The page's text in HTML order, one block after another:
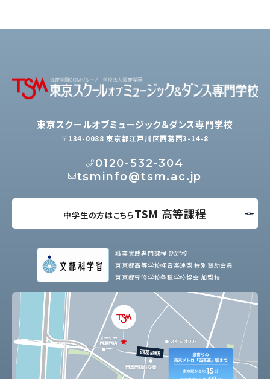
東京スクールオブミュージック＆ダンス専門学校
〒134-0088 東京都江戸川区西葛西3-14-8
0120-532-304
tsminfo@tsm.ac.jp
中学生の方はこちらTSM 高等課程
職業実践専門課程 認定校
東京都高等学校軽音楽連盟 特別賛助会員
東京都専修学校各種学校協会 加盟校